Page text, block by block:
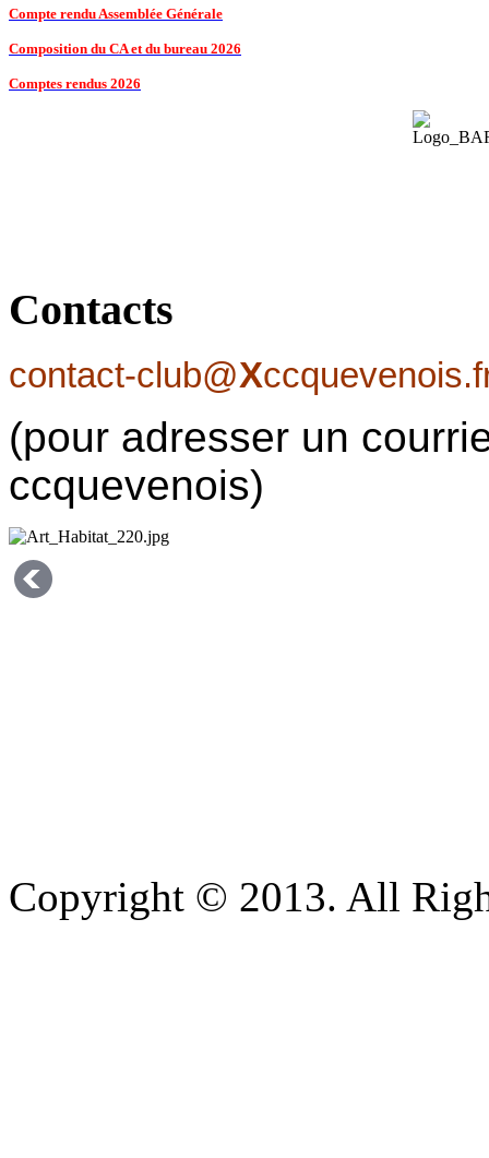
Compte rendu Assemblée Générale
Composition du CA et du bureau 2026
Comptes rendus 2026
Contacts
contact-club@X
(pour adresser un
ccquevenois)
Copyright © 2013. All